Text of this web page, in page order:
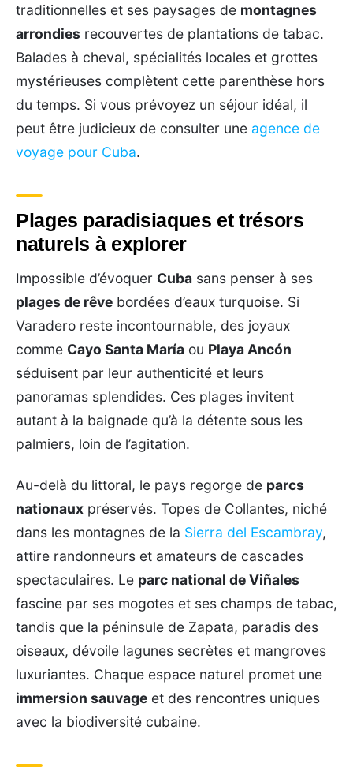
traditionnelles et ses paysages de montagnes
arrondies recouvertes de plantations de tabac.
Balades à cheval, spécialités locales et grottes
mystérieuses complètent cette parenthèse hors
du temps. Si vous prévoyez un séjour idéal, il
peut être judicieux de consulter une agence de
voyage pour Cuba.
Plages paradisiaques et trésors
naturels à explorer
Impossible d’évoquer Cuba sans penser à ses
plages de rêve bordées d’eaux turquoise. Si
Varadero reste incontournable, des joyaux
comme Cayo Santa María ou Playa Ancón
séduisent par leur authenticité et leurs
panoramas splendides. Ces plages invitent
autant à la baignade qu’à la détente sous les
palmiers, loin de l’agitation.
Au-delà du littoral, le pays regorge de parcs
nationaux préservés. Topes de Collantes, niché
dans les montagnes de la Sierra del Escambray,
attire randonneurs et amateurs de cascades
spectaculaires. Le parc national de Viñales
fascine par ses mogotes et ses champs de tabac,
tandis que la péninsule de Zapata, paradis des
oiseaux, dévoile lagunes secrètes et mangroves
luxuriantes. Chaque espace naturel promet une
immersion sauvage et des rencontres uniques
avec la biodiversité cubaine.